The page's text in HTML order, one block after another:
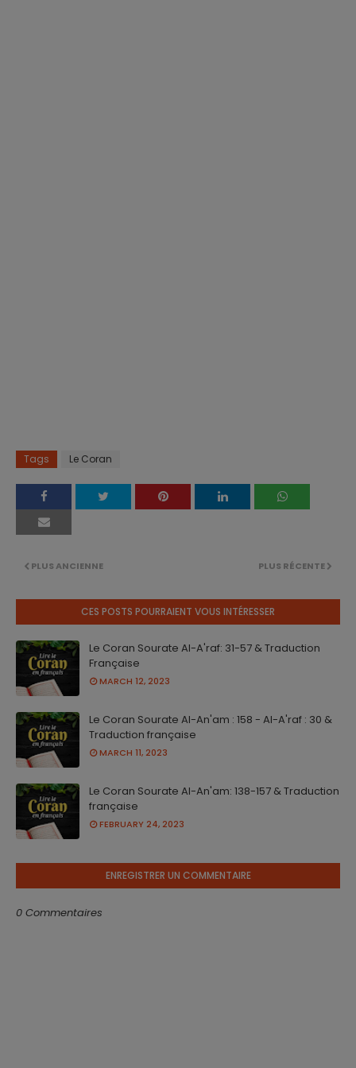
Tags Le Coran
PLUS RÉCENTE
PLUS ANCIENNE
CES POSTS POURRAIENT VOUS INTÉRESSER
Le Coran Sourate Al-A'raf: 31-57 & Traduction
Française
MARCH 12, 2023
Le Coran Sourate Al-An'am : 158 - Al-A'raf : 30 &
Traduction française
MARCH 11, 2023
Le Coran Sourate Al-An'am: 138-157 & Traduction
française
FEBRUARY 24, 2023
ENREGISTRER UN COMMENTAIRE
0 Commentaires